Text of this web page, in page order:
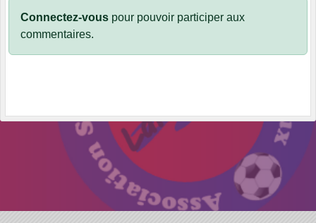
Connectez-vous pour pouvoir participer aux
commentaires.